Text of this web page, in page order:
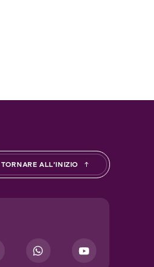
TORNARE ALL’INIZIO